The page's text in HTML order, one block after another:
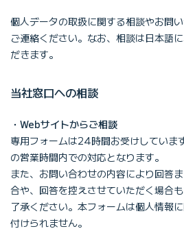
個人データの取扱に関する相談やお問
ご連絡ください。なお、相談は日本語
だきます。
当社窓口への相談
・Webサイトからご相談
専用フォームは24時間お受けしていま
の営業時間内での対応となります。
また、お問い合わせの内容により回答
合や、回答を控えさせていただく場合
了承ください。本フォームは個人情報
付けられません。